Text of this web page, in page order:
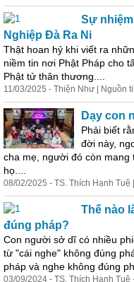
Sự
Nghiệp Đà Ra Ni
Thật hoan hỷ khi viết ra
niềm tin nơi Phật Pháp cho
Phật tử thân thương....
11/03/2025 - Thiện Như | Nguồn
Dạy con
Phải biết
đời này,
cha mẹ, người đó còn mang
họ....
08/02/2025 - TS. Thích Hạnh Tuệ
Thế nào
đúng pháp?
Con người sở dĩ có nhiều
từ "cái nghe" không đúng
pháp và nghe không đúng
03/09/2024 - TS. Thích Hạnh